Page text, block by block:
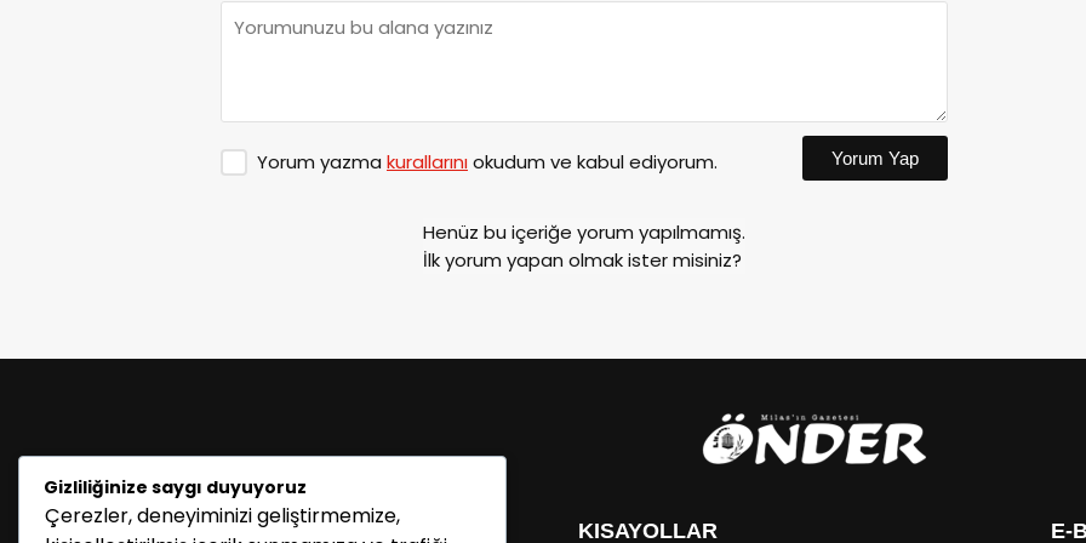
Yorum yazma kurallarınıokudum ve kabul ediyorum. Yorum Yap
Henüz bu içeriğe yorum yapılmamış.
İlk yorum yapan olmak ister misiniz?
KATEGORİLER KISAYOLLAR E-
Gizliliğinize saygı duyuyoruz
Çerezler, deneyiminizi geliştirmemize,